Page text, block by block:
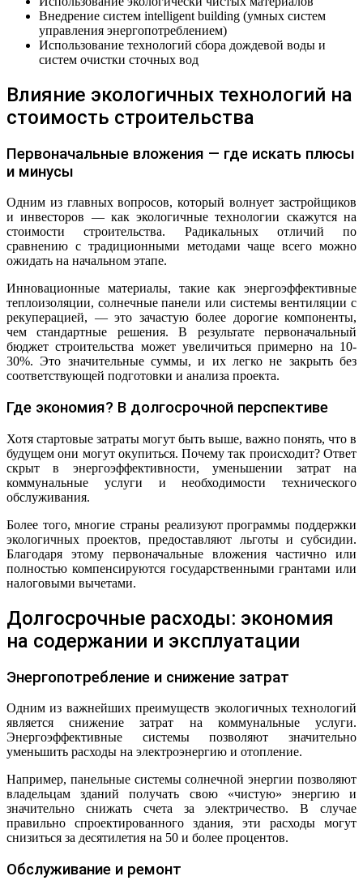
Внедрение систем intelligent building (умных систем
управления энергопотреблением)
Использование технологий сбора дождевой воды и
систем очистки сточных вод
Влияние экологичных технологий на
стоимость строительства
Первоначальные вложения — где искать плюсы
и минусы
Одним из главных вопросов, который волнует застройщиков
и инвесторов — как экологичные технологии скажутся на
стоимости строительства. Радикальных отличий по
сравнению с традиционными методами чаще всего можно
ожидать на начальном этапе.
Инновационные материалы, такие как энергоэффективные
теплоизоляции, солнечные панели или системы вентиляции с
рекуперацией, — это зачастую более дорогие компоненты,
чем стандартные решения. В результате первоначальный
бюджет строительства может увеличиться примерно на 10-
30%. Это значительные суммы, и их легко не закрыть без
соответствующей подготовки и анализа проекта.
Где экономия? В долгосрочной перспективе
Хотя стартовые затраты могут быть выше, важно понять, что в
будущем они могут окупиться. Почему так происходит? Ответ
скрыт в энергоэффективности, уменьшении затрат на
коммунальные услуги и необходимости технического
обслуживания.
Более того, многие страны реализуют программы поддержки
экологичных проектов, предоставляют льготы и субсидии.
Благодаря этому первоначальные вложения частично или
полностью компенсируются государственными грантами или
налоговыми вычетами.
Долгосрочные расходы: экономия
на содержании и эксплуатации
Энергопотребление и снижение затрат
Одним из важнейших преимуществ экологичных технологий
является снижение затрат на коммунальные услуги.
Энергоэффективные системы позволяют значительно
уменьшить расходы на электроэнергию и отопление.
Например, панельные системы солнечной энергии позволяют
владельцам зданий получать свою «чистую» энергию и
значительно снижать счета за электричество. В случае
правильно спроектированного здания, эти расходы могут
снизиться за десятилетия на 50 и более процентов.
Обслуживание и ремонт